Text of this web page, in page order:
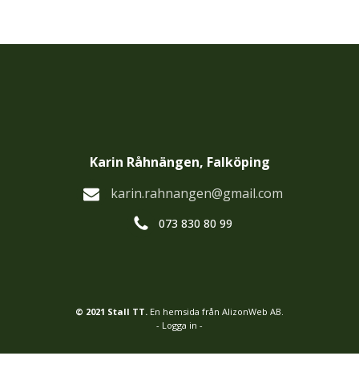
Karin Råhnängen, Falköping
karin.rahnangen@gmail.com
073 830 80 99
© 2021 Stall TT. En hemsida från AlizonWeb AB.
- Logga in -